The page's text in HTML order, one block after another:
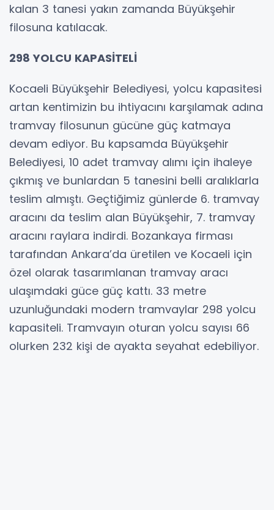
kalan 3 tanesi yakın zamanda Büyükşehir
filosuna katılacak.
298 YOLCU KAPASİTELİ
Kocaeli Büyükşehir Belediyesi, yolcu kapasitesi
artan kentimizin bu ihtiyacını karşılamak adına
tramvay filosunun gücüne güç katmaya
devam ediyor. Bu kapsamda Büyükşehir
Belediyesi, 10 adet tramvay alımı için ihaleye
çıkmış ve bunlardan 5 tanesini belli aralıklarla
teslim almıştı. Geçtiğimiz günlerde 6. tramvay
aracını da teslim alan Büyükşehir, 7. tramvay
aracını raylara indirdi. Bozankaya firması
tarafından Ankara’da üretilen ve Kocaeli için
özel olarak tasarımlanan tramvay aracı
ulaşımdaki güce güç kattı. 33 metre
uzunluğundaki modern tramvaylar 298 yolcu
kapasiteli. Tramvayın oturan yolcu sayısı 66
olurken 232 kişi de ayakta seyahat edebiliyor.